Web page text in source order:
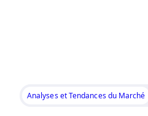
Analyses et Tendances du Marché